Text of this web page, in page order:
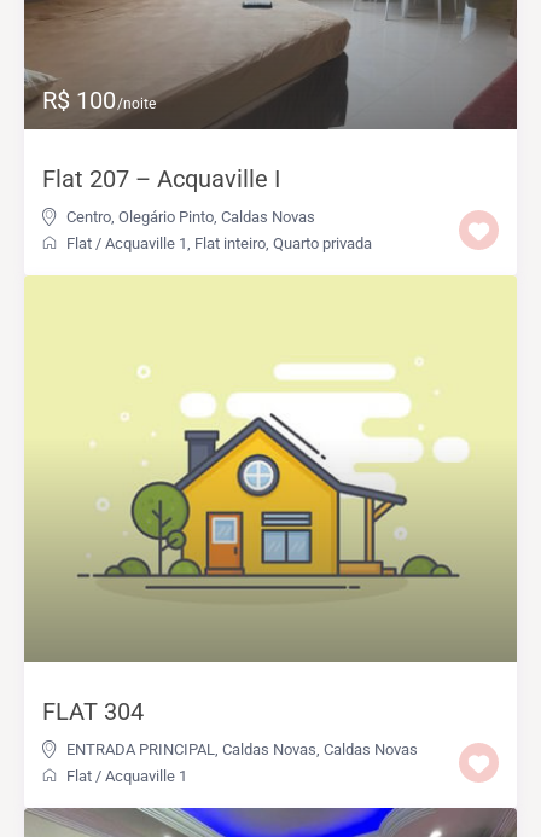
R$ 100/noite
Flat 207 – Acquaville I
Centro Olegário Pinto Caldas Novas
Flat / Acquaville 1 Flat inteiro Quarto privada
FLAT 304
ENTRADA PRINCIPAL, Caldas Novas Caldas Novas
Flat / Acquaville 1